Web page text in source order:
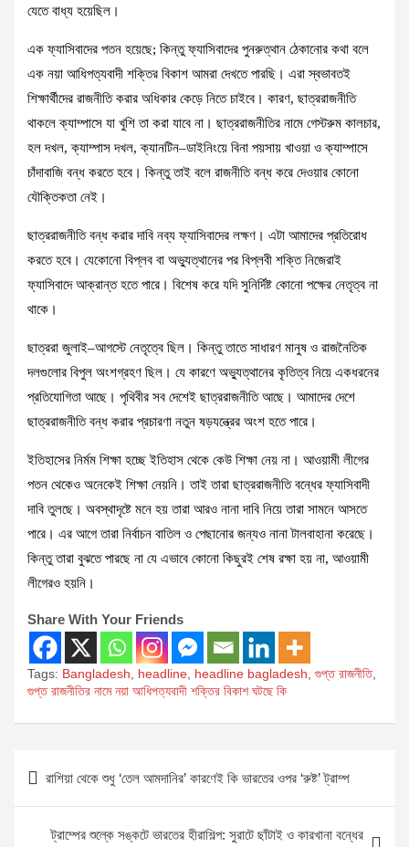
যেতে বাধ্য হয়েছিল।
এক ফ্যাসিবাদের পতন হয়েছে; কিন্তু ফ্যাসিবাদের পুনরুত্থান ঠেকানোর কথা বলে
এক নয়া আধিপত্যবাদী শক্তির বিকাশ আমরা দেখতে পারছি। এরা স্বভাবতই
শিক্ষার্থীদের রাজনীতি করার অধিকার কেড়ে নিতে চাইবে। কারণ, ছাত্ররাজনীতি
থাকলে ক্যাম্পাসে যা খুশি তা করা যাবে না। ছাত্ররাজনীতির নামে গেস্টরুম কালচার,
হল দখল, ক্যাম্পাস দখল, ক্যানটিন–ডাইনিংয়ে বিনা পয়সায় খাওয়া ও ক্যাম্পাসে
চাঁদাবাজি বন্ধ করতে হবে। কিন্তু তাই বলে রাজনীতি বন্ধ করে দেওয়ার কোনো
যৌক্তিকতা নেই।
ছাত্ররাজনীতি বন্ধ করার দাবি নব্য ফ্যাসিবাদের লক্ষণ। এটা আমাদের প্রতিরোধ
করতে হবে। যেকোনো বিপ্লব বা অভ্যুত্থানের পর বিপ্লবী শক্তি নিজেরাই
ফ্যাসিবাদে আক্রান্ত হতে পারে। বিশেষ করে যদি সুনির্দিষ্ট কোনো পক্ষের নেতৃত্ব না
থাকে।
ছাত্ররা জুলাই–আগস্টে নেতৃত্বে ছিল। কিন্তু তাতে সাধারণ মানুষ ও রাজনৈতিক
দলগুলোর বিপুল অংশগ্রহণ ছিল। যে কারণে অভ্যুত্থানের কৃতিত্ব নিয়ে একধরনের
প্রতিযোগিতা আছে। পৃথিবীর সব দেশেই ছাত্ররাজনীতি আছে। আমাদের দেশে
ছাত্ররাজনীতি বন্ধ করার প্রচারণা নতুন ষড়যন্ত্রের অংশ হতে পারে।
ইতিহাসের নির্মম শিক্ষা হচ্ছে ইতিহাস থেকে কেউ শিক্ষা নেয় না। আওয়ামী লীগের
পতন থেকেও অনেকেই শিক্ষা নেয়নি। তাই তারা ছাত্ররাজনীতি বন্ধের ফ্যাসিবাদী
দাবি তুলছে। অবস্থাদৃষ্টে মনে হয় তারা আরও নানা দাবি নিয়ে তারা সামনে আসতে
পারে। এর আগে তারা নির্বাচন বাতিল ও পেছানোর জন্যও নানা টালবাহানা করেছে।
কিন্তু তারা বুঝতে পারছে না যে এভাবে কোনো কিছুরই শেষ রক্ষা হয় না, আওয়ামী
লীগেরও হয়নি।
Share With Your Friends
Tags: Bangladesh headline headline bagladesh গুপ্ত রাজনীতি,
গুপ্ত রাজনীতির নামে নয়া আধিপত্যবাদী শক্তির বিকাশ ঘটছে কি
navigation
রাশিয়া থেকে শুধু ‘তেল আমদানির’ কারণেই কি ভারতের ওপর ‘রুষ্ট’ ট্রাম্প
ট্রাম্পের শুল্কে সঙ্কটে ভারতের হীরাশিল্প: সুরাটে ছাঁটাই ও কারখানা বন্ধের